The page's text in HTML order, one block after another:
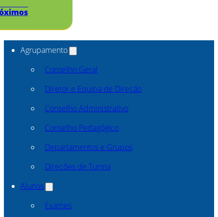
Agrupamento
Conselho Geral
Diretor e Equipa de Direção
Conselho Administrativo
Conselho Pedagógico
Departamentos e Grupos
Direcões de Turma
Alunos
Exames